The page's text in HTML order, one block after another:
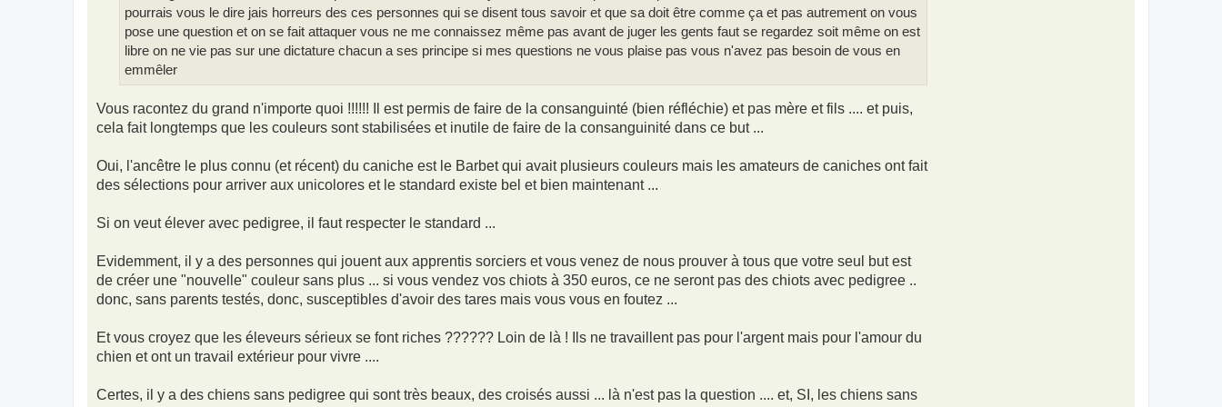
pourrais vous le dire jais horreurs des ces personnes qui se disent tous savoir et que sa doit être comme ça et pas autrement on vous
pose une question et on se fait attaquer vous ne me connaissez même pas avant de juger les gents faut se regardez soit même on est
libre on ne vie pas sur une dictature chacun a ses principe si mes questions ne vous plaise pas vous n'avez pas besoin de vous en
emmêler
Vous racontez du grand n'importe quoi !!!!!! Il est permis de faire de la consanguinté (bien réfléchie) et pas mère et fils .... et puis,
cela fait longtemps que les couleurs sont stabilisées et inutile de faire de la consanguinité dans ce but ...
Oui, l'ancêtre le plus connu (et récent) du caniche est le Barbet qui avait plusieurs couleurs mais les amateurs de caniches ont fait
des sélections pour arriver aux unicolores et le standard existe bel et bien maintenant ...
Si on veut élever avec pedigree, il faut respecter le standard ...
Evidemment, il y a des personnes qui jouent aux apprentis sorciers et vous venez de nous prouver à tous que votre seul but est
de créer une "nouvelle" couleur sans plus ... si vous vendez vos chiots à 350 euros, ce ne seront pas des chiots avec pedigree ..
donc, sans parents testés, donc, susceptibles d'avoir des tares mais vous vous en foutez ...
Et vous croyez que les éleveurs sérieux se font riches ?????? Loin de là ! Ils ne travaillent pas pour l'argent mais pour l'amour du
chien et ont un travail extérieur pour vivre ....
Certes, il y a des chiens sans pedigree qui sont très beaux, des croisés aussi ... là n'est pas la question .... et, SI, les chiens sans